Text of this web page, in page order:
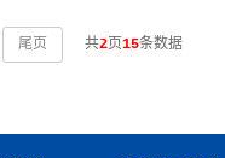
尾页 共2页15条数据